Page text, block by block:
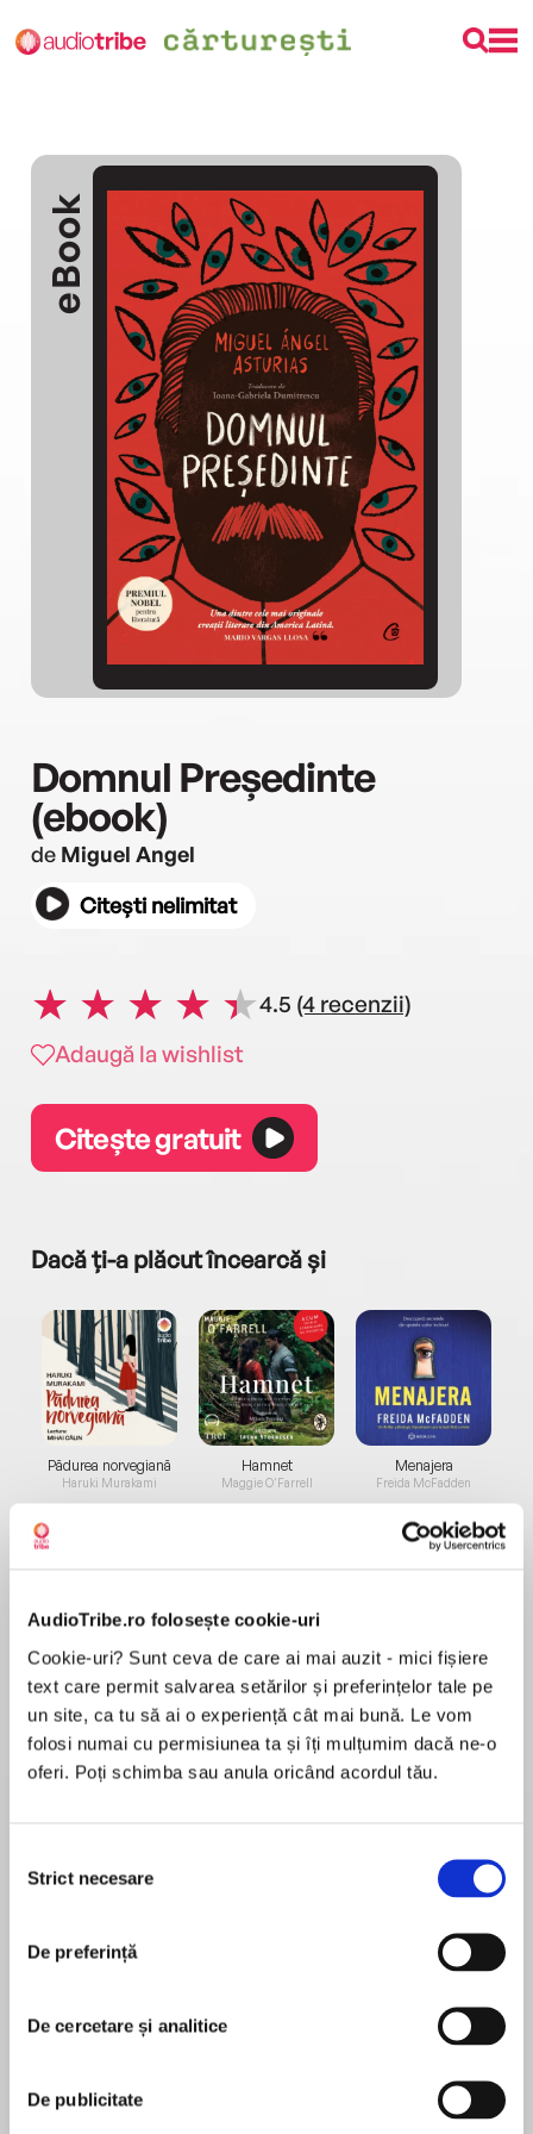
AudioTribe.ro folosește cookie-uri
Cookie-uri? Sunt ceva de care ai mai auzit - mici fișiere
text care permit salvarea setărilor și preferințelor tale pe
un site, ca tu să ai o experiență cât mai bună. Le vom
folosi numai cu permisiunea ta și îți mulțumim dacă ne-o
oferi. Poți schimba sau anula oricând acordul tău.
consimțământului
Strict necesare
De preferință
De cercetare și analitice
De publicitate
eBook
Domnul Președinte
(ebook)
de Miguel Angel
Citești nelimitat
4.5 (4 recenzii)
Adaugă la wishlist
Citește gratuit
Dacă ți-a plăcut încearcă și
Pădurea norvegiană
Haruki Murakami
Elita de Argint (Elita
de...
Dani Francis
Hamnet
Maggie O'Farrell
Diavolul se îmbracă de
Lauren Weisberger
Menajera
Freida McFadden
Migdală
Sohn Won-pyung
În personajul „Domnului Președinte“, căruia nu i
se dă un nume, descoperim trăsături ale mai
multor dictatori sud-americani, iar guvernul pe
care îl conduce este oglinda în care se poate
totalitar, cu toate efectele sale asupra societății
și a individului. Limbajul surprinzător, cu valențe
semințele realismului magic, personajele viu
MAI MULT